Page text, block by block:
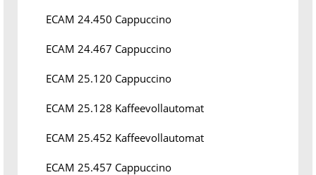
ECAM 24.450 Cappuccino
ECAM 24.467 Cappuccino
ECAM 25.120 Cappuccino
ECAM 25.128 Kaffeevollautomat
ECAM 25.452 Kaffeevollautomat
ECAM 25.457 Cappuccino